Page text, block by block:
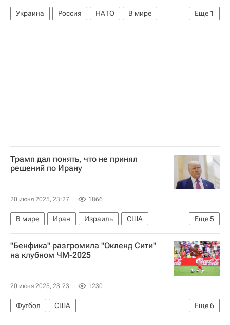
Еще 1
Украина Россия НАТО
В мире
ПМЭФ
Трамп дал понять, что не принял
решений по Ирану
20 июня 2025, 23:27 1866
Еще5
В мире Иран Израиль
США
Дональд Трамп
Рафаэль Гросси
Крейг Мюррей
МАГАТЭ
Война Израиля и Ирана: последние новости о конфликте
"Бенфика" разгромила "Окленд Сити"
на клубном ЧМ-2025
20 июня 2025, 23:23 1230
Еще6
Футбол
США
Клубный чемпионат мира по футболу